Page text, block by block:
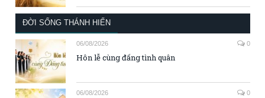
ĐỜI SỐNG THÁNH HIẾN
06/08/2026 0
Hôn lễ cùng đấng tình quân
06/08/2026 0